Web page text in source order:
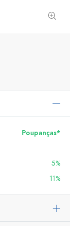
Poupanças*
5%
11%